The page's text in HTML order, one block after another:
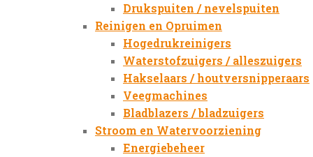
Drukspuiten / nevelspuiten
Reinigen en Opruimen
Hogedrukreinigers
Waterstofzuigers / alleszuigers
Hakselaars / houtversnipperaars
Veegmachines
Bladblazers / bladzuigers
Stroom en Watervoorziening
Energiebeheer